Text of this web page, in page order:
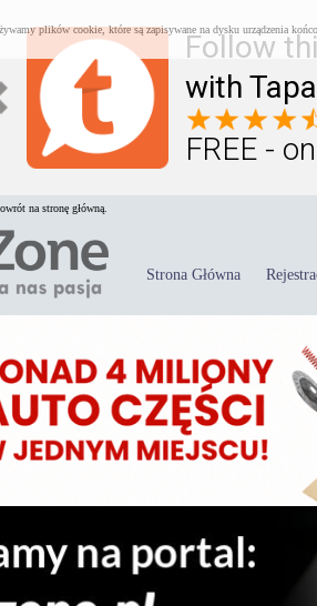
Follow
with
FREE -
plików cookie, które są zapisywane na dysku urządzenia
na stronę główną.
Strona Główna